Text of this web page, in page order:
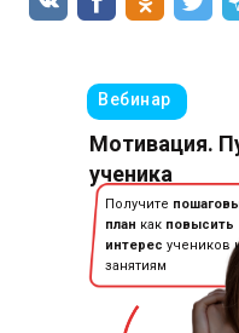
Мотивация.
ученика
Получите
план как повысить
интерес учеников
занятиям
Вебинар